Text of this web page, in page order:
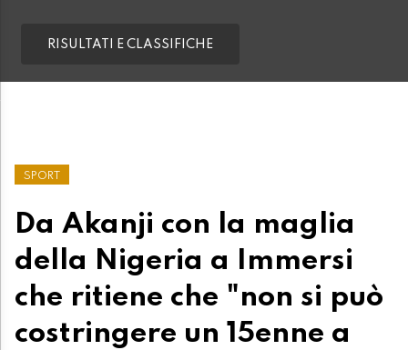
RISULTATI E CLASSIFICHE
SPORT
Da Akanji con la maglia
della Nigeria a Immersi
che ritiene che "non si può
costringere un 15enne a